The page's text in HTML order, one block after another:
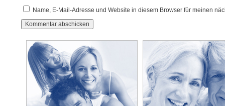
Name, E-Mail-Adresse und Website in diesem Browser für meinen